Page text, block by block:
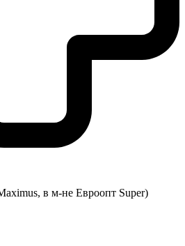
в м-не Евроопт Super)